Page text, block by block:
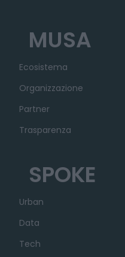
MUSA
Ecosistema
Organizzazione
Partner
Trasparenza
SPOKE
Urban
Data
Tech